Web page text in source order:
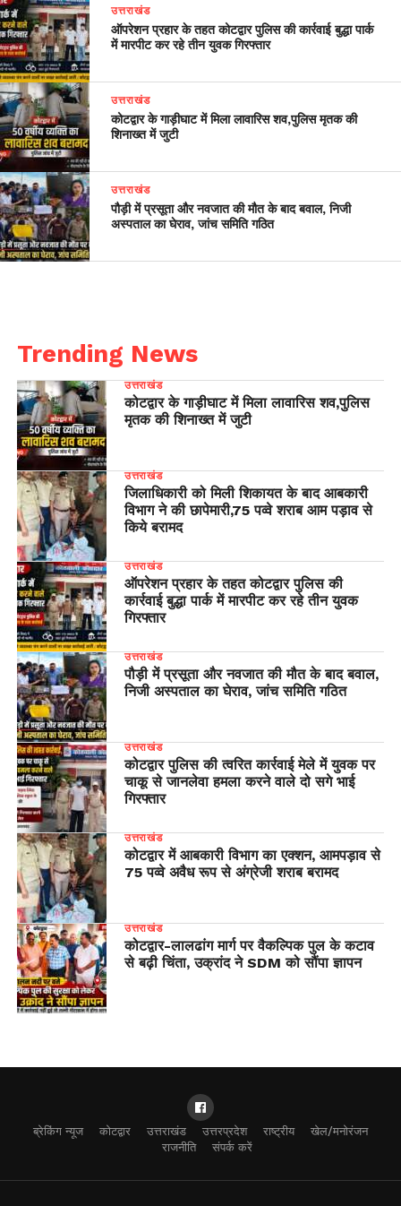
उत्तराखंड
ऑपरेशन प्रहार के तहत कोटद्वार पुलिस की कार्रवाई बुद्धा पार्क
में मारपीट कर रहे तीन युवक गिरफ्तार
उत्तराखंड
कोटद्वार के गाड़ीघाट में मिला लावारिस शव,पुलिस मृतक की
शिनाख्त में जुटी
उत्तराखंड
पौड़ी में प्रसूता और नवजात की मौत के बाद बवाल, निजी
अस्पताल का घेराव, जांच समिति गठित
Trending News
उत्तराखंड
कोटद्वार के गाड़ीघाट में मिला लावारिस शव,पुलिस
मृतक की शिनाख्त में जुटी
उत्तराखंड
जिलाधिकारी को मिली शिकायत के बाद आबकारी
विभाग ने की छापेमारी,75 पव्वे शराब आम पड़ाव से
किये बरामद
उत्तराखंड
ऑपरेशन प्रहार के तहत कोटद्वार पुलिस की
कार्रवाई बुद्धा पार्क में मारपीट कर रहे तीन युवक
गिरफ्तार
उत्तराखंड
पौड़ी में प्रसूता और नवजात की मौत के बाद बवाल,
निजी अस्पताल का घेराव, जांच समिति गठित
उत्तराखंड
कोटद्वार पुलिस की त्वरित कार्रवाई मेले में युवक पर
चाकू से जानलेवा हमला करने वाले दो सगे भाई
गिरफ्तार
उत्तराखंड
कोटद्वार में आबकारी विभाग का एक्शन, आमपड़ाव से
75 पव्वे अवैध रूप से अंग्रेजी शराब बरामद
उत्तराखंड
​कोटद्वार-लालढांग मार्ग पर वैकल्पिक पुल के कटाव
से बढ़ी चिंता, उक्रांद ने SDM को सौंपा ज्ञापन
ब्रेकिंग न्यूज कोटद्वार उत्तराखंड उत्तरप्रदेश राष्ट्रीय
खेल/मनोरंजन
राजनीति
संपर्क करें